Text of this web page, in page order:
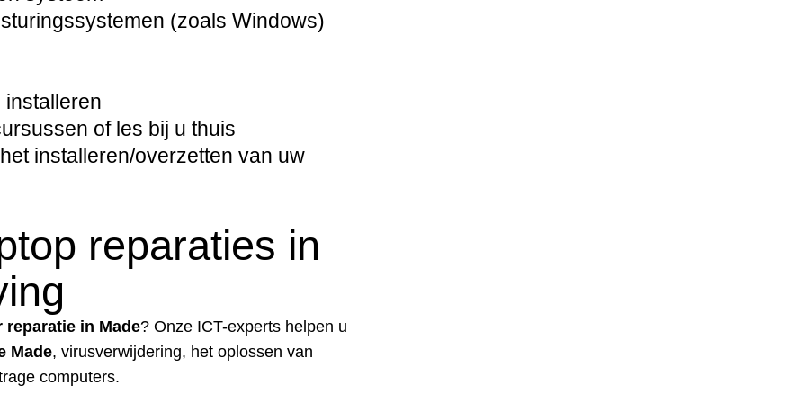
(zoals Windows)
of les bij u thuis
installeren/overzetten van uw
reparaties in
reparatie in Made? Onze ICT-experts helpen u
Made, virusverwijdering, het oplossen van
computers.